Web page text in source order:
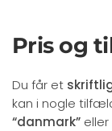
Pris og
Du får et
kan i nogle
“danmark”